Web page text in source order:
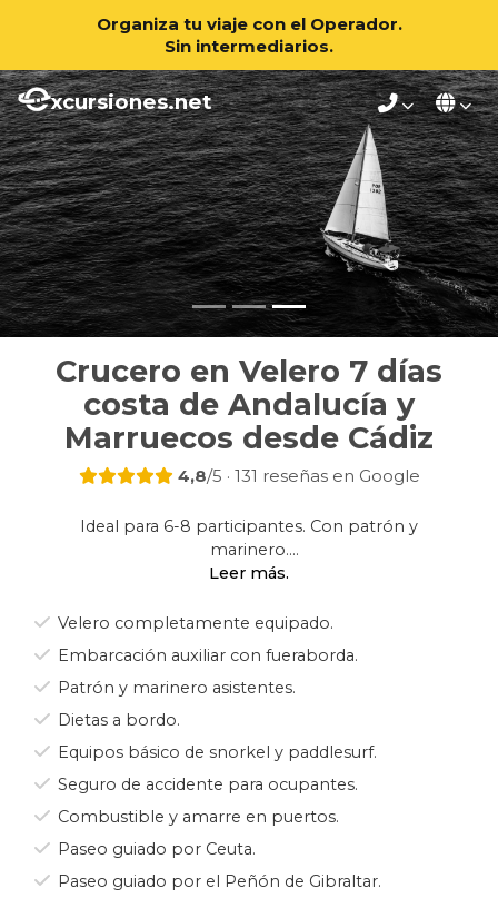
Organiza tu viaje con el Operador.
Sin intermediarios.
xcursiones.net
Crucero en Velero 7 días
costa de Andalucía y
Marruecos desde Cádiz
4,8/5 · 131 reseñas en Google
Ideal para 6-8 participantes. Con patrón y
marinero.
placentero crucero en velero Beneteau
espacio para acomodarse en 4 camarotes
dobles, salon y baños (+camarote
tripulación). Amplia cubierta con mucho
para todos.
Embarquese desde Cádiz, y podrá disfrutar,
además de la navegación, de hacer snorkel
en las claras aguas, descubrir y cruzar el
estrecho de Gibraltar y avistar cetáceos.
Velero completamente equipado.
Embarcación auxiliar con fueraborda.
Patrón y marinero asistentes.
Dietas a bordo.
Equipos básico de snorkel y paddlesurf.
Seguro de accidente para ocupantes.
Combustible y amarre en puertos.
Paseo guiado por Ceuta.
Paseo guiado por el Peñón de Gibraltar.